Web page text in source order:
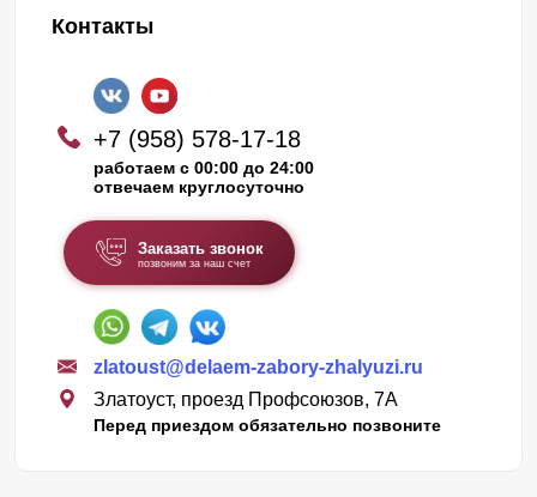
Контакты
+7 (958) 578-17-18
работаем с 00:00 до 24:00
отвечаем круглосуточно
Заказать звонок
позвоним за наш счет
zlatoust@delaem-zabory-zhalyuzi.ru
Златоуст, проезд Профсоюзов, 7А
Перед приездом обязательно позвоните